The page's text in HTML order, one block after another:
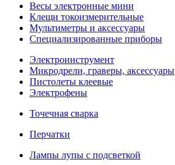
Весы электронные мини
Клещи токоизмерительные
Мультиметры и аксессуары
Специализированные приборы
Электроинструмент
Микродрели, граверы, аксессуары
Пистолеты клеевые
Электрофены
Точечная сварка
Перчатки
Лампы лупы с подсветкой